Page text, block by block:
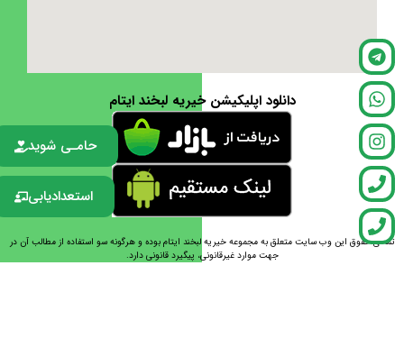
دانلود اپلیکیشن خیریه لبخند ایتام
تمامی حقوق این وب سایت متعلق به مجموعه خیریه لبخند ایتام بوده و هرگونه سو استفاده از مطالب آن در
جهت موارد غیرقانونی، پیگیرد قانونی دارد.
استعدادیابی
حامـی شوید